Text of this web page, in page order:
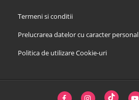
Termeni si conditii
Prelucrarea datelor cu caracter personal
Politica de utilizare Cookie-uri